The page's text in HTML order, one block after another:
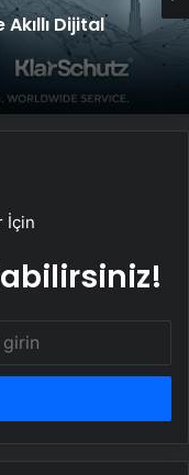
Dijital
İçin